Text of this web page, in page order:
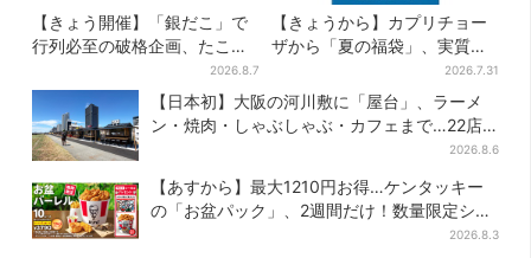
【きょう開催】「銀だこ」で
行列必至の破格企画、たこ焼
き1舟が88円に「今年こそ…」
2026.8.7
【きょうから】カプリチョー
ザから「夏の福袋」、実質無
料…？値段以上の食事券＆限
定アイテム付き
2026.7.31
【日本初】大阪の河川敷に「屋台」、ラーメ
ン・焼肉・しゃぶしゃぶ・カフェまで…22店
2026.8.6
【あすから】最大1210円お得…ケンタッキー
の「お盆パック」、2週間だけ！数量限定シー
2026.8.3